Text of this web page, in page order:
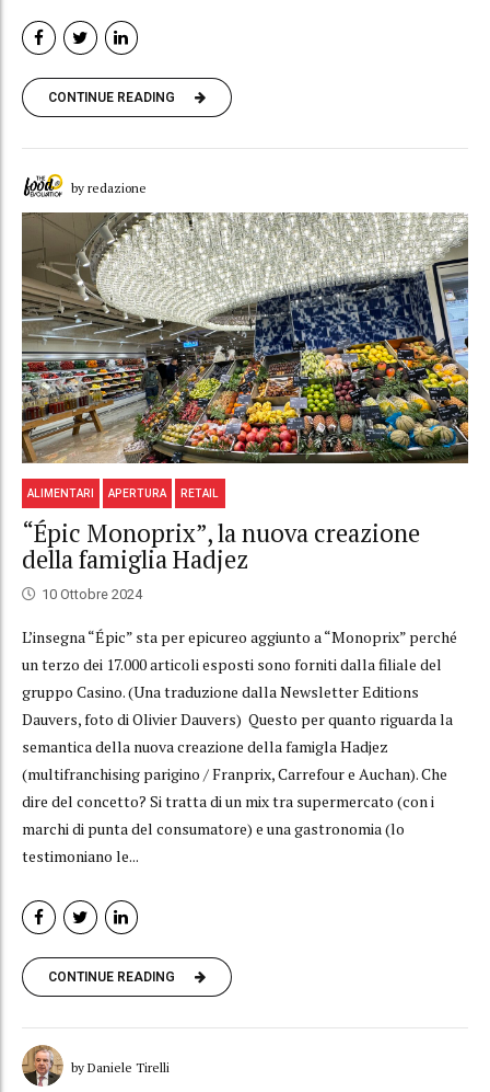
CONTINUE READING
by redazione
ALIMENTARI APERTURA RETAIL
“Épic Monoprix”, la nuova creazione
della famiglia Hadjez
10 Ottobre 2024
L’insegna “Épic” sta per epicureo aggiunto a “Monoprix” perché
un terzo dei 17.000 articoli esposti sono forniti dalla filiale del
gruppo Casino. (Una traduzione dalla Newsletter Editions
Dauvers, foto di Olivier Dauvers) Questo per quanto riguarda la
semantica della nuova creazione della famigla Hadjez
(multifranchising parigino / Franprix, Carrefour e Auchan). Che
dire del concetto? Si tratta di un mix tra supermercato (con i
marchi di punta del consumatore) e una gastronomia (lo
testimoniano le...
CONTINUE READING
by Daniele Tirelli